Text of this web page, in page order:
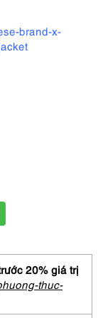
brand-x-
20% giá trị
thuc-